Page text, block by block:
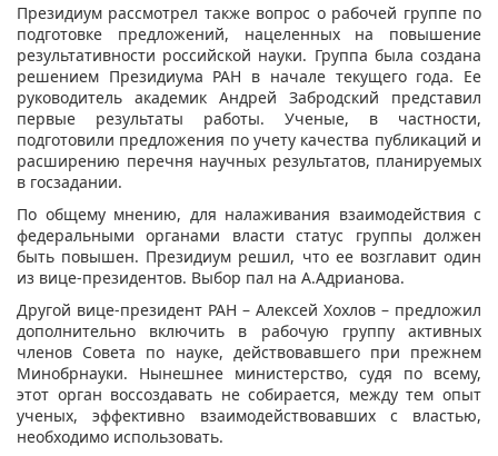
Президиум рассмотрел также вопрос о рабочей группе по
подготовке предложений, нацеленных на повышение
результативности российской науки. Группа была создана
решением Президиума РАН в начале текущего года. Ее
руководитель академик Андрей Забродский представил
первые результаты работы. Ученые, в частности,
подготовили предложения по учету качества публикаций и
расширению перечня научных результатов, планируемых
в госзадании.
По общему мнению, для налаживания взаимодействия с
федеральными органами власти статус группы должен
быть повышен. Президиум решил, что ее возглавит один
из вице-президентов. Выбор пал на А.Адрианова.
Другой вице-президент РАН – Алексей Хохлов – предложил
дополнительно включить в рабочую группу активных
членов Совета по науке, действовавшего при прежнем
Минобрнауки. Нынешнее министерство, судя по всему,
этот орган воссоздавать не собирается, между тем опыт
ученых, эффективно взаимодействовавших с властью,
необходимо использовать.